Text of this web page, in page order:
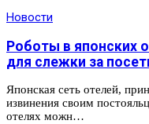
Новости
Роботы в японских
для слежки за
Японская сеть отелей,
извинения своим
отелях можн…